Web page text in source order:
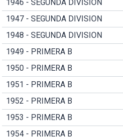
1946 - SEGUNDA DIVISION
1947 - SEGUNDA DIVISION
1948 - SEGUNDA DIVISION
1949 - PRIMERA B
1950 - PRIMERA B
1951 - PRIMERA B
1952 - PRIMERA B
1953 - PRIMERA B
1954 - PRIMERA B